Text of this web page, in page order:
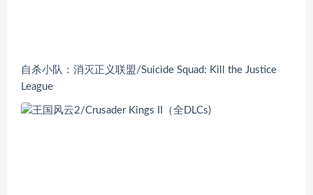
自杀小队：消灭正义联盟/Suicide Squad: Kill the Justice
League